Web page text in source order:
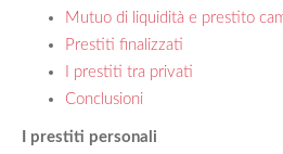
Mutuo di liquidità e prestito
Prestiti finalizzati
I prestiti tra privati
Conclusioni
I prestiti personali